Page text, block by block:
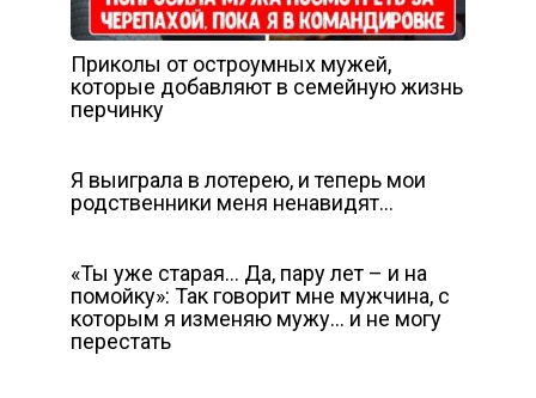
Приколы от остроумных мужей,
которые добавляют в семейную жизнь
перчинку
Я выиграла в лотерею, и теперь мои
родственники меня ненавидят…
«Ты уже старая… Да, пару лет – и на
помойку»: Так говорит мне мужчина, с
которым я изменяю мужу… и не могу
перестать